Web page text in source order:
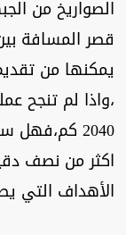
الصواريخ من
قصر المسافة
يمكنها من
،واذا لم تنجح
2040
اكثر من نصف
الأهداف التي